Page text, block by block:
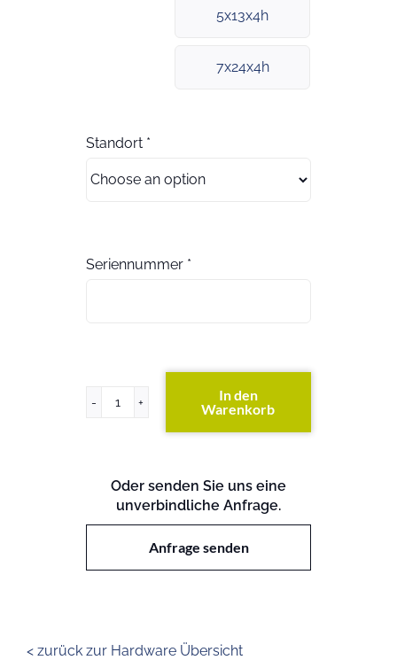
5x13x4h
7x24x4h
Standort *
Seriennummer *
ProLiant
BL460c
In den
Warenkorb
Oder senden Sie uns eine
unverbindliche Anfrage.
Anfrage senden
< zurück zur Hardware Übersicht